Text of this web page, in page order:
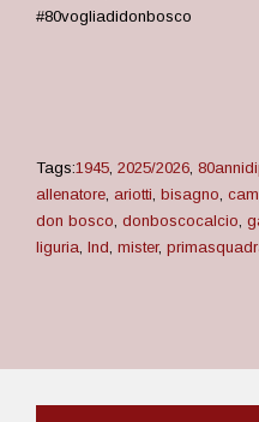
#80vogliadidonbosco
Tags:1945, 2025/2026,
allenatore, ariotti, bisagno,
don bosco, donboscocalcio,
liguria, lnd, mister,